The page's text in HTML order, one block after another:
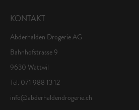
KONTAKT
Abderhalden Drogerie AG
Bahnhofstrasse 9
9630 Wattwil
Tel. 071 988 13 12
info@abderhaldendrogerie.ch